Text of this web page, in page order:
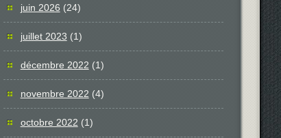
juin 2026 (24)
juillet 2023 (1)
décembre 2022 (1)
novembre 2022 (4)
octobre 2022 (1)